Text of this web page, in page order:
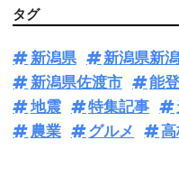
タグ
新潟県 新潟県新
新潟県佐渡市
能
地震
特集記事
農業
グルメ